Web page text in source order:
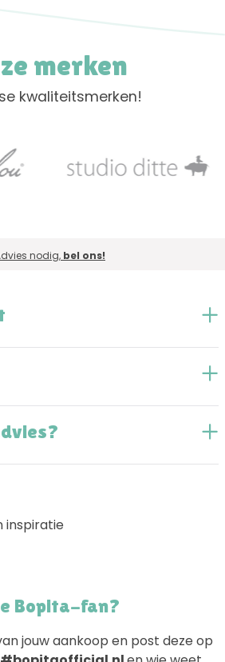
merken
kwaliteitsmerken!
nodig, bel ons!
inspiratie
Bopita-fan?
jouw aankoop en post deze op